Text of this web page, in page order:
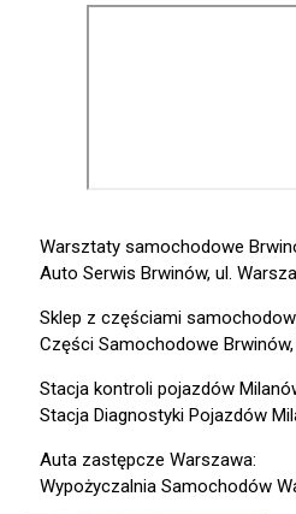
Warsztaty samochodowe
Auto Serwis Brwinów, ul.
Sklep z częściami
Części Samochodowe Brwinów,
Stacja kontroli pojazdów
Stacja Diagnostyki Pojazdów
Auta zastępcze Warszawa:
Wypożyczalnia Samochodów